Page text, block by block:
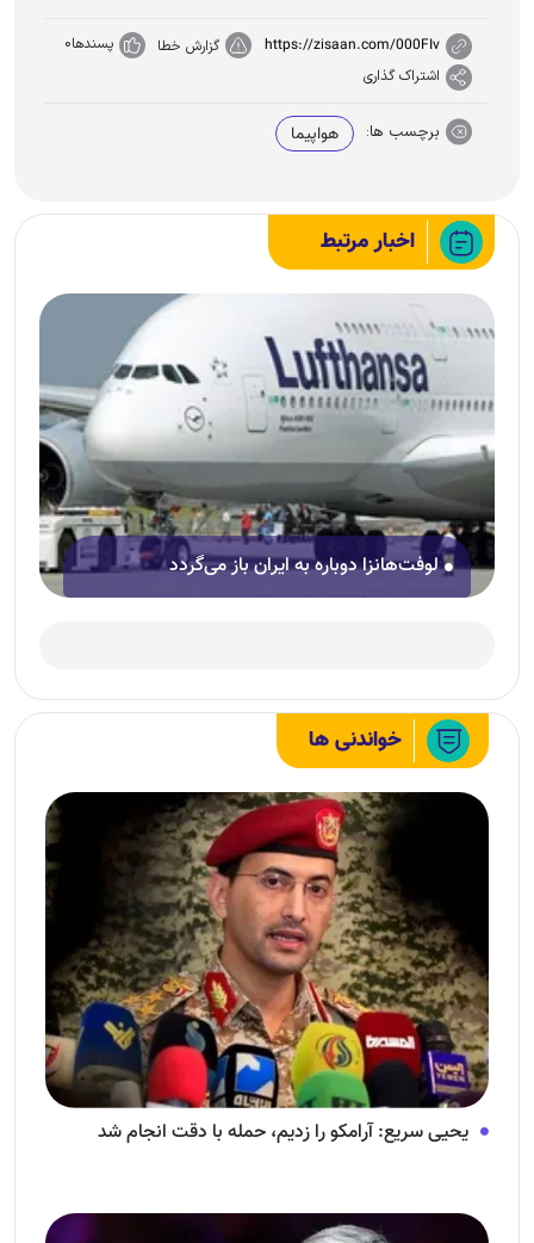
https://zisaan.com/000FIv گزارش خطا پسندها0
اشتراک گذاری
برچسب ها: هواپیما
اخبار مرتبط
لوفت‌هانزا دوباره به ایران باز می‌گردد
خواندنی ها
یحیی سریع: آرامکو را زدیم، حمله با دقت انجام شد